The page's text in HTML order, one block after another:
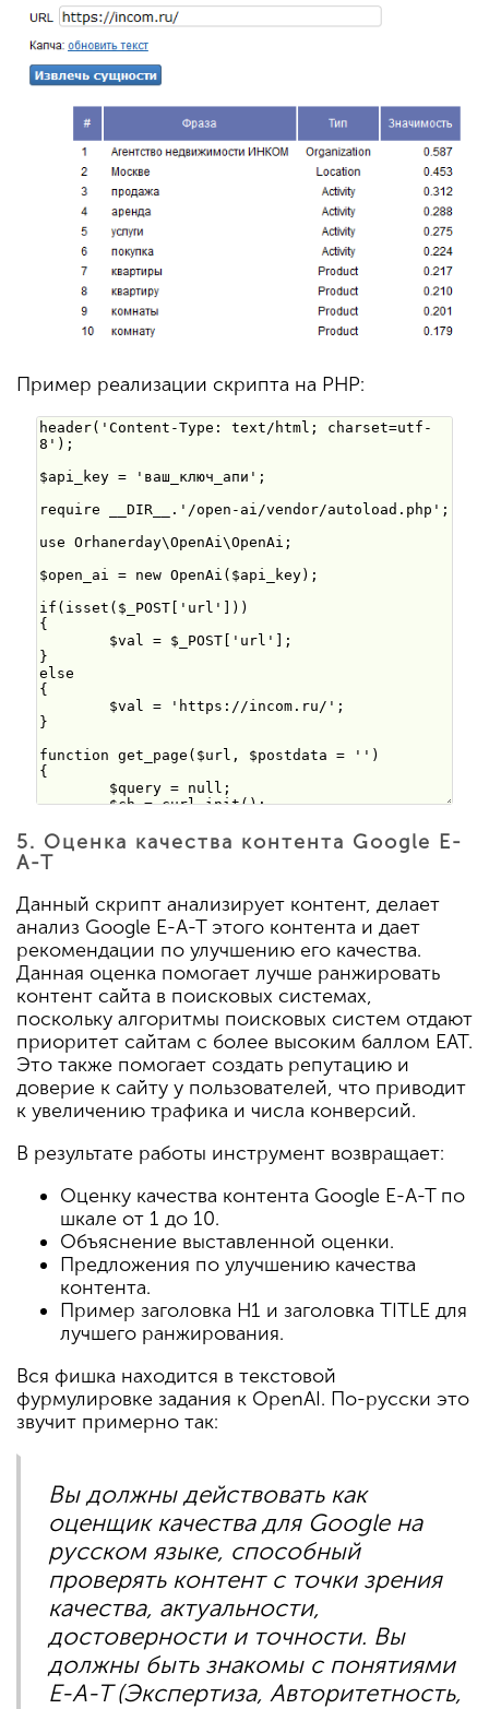
Пример реализации скрипта на PHP:
5. Оценка качества контента Google E-
A-T
Данный скрипт анализирует контент, делает
анализ Google E-A-T этого контента и дает
рекомендации по улучшению его качества.
Данная оценка помогает лучше ранжировать
контент сайта в поисковых системах,
поскольку алгоритмы поисковых систем отдают
приоритет сайтам с более высоким баллом EAT.
Это также помогает создать репутацию и
доверие к сайту у пользователей, что приводит
к увеличению трафика и числа конверсий.
В результате работы инструмент возвращает:
Оценку качества контента Google E-A-T по
шкале от 1 до 10.
Объяснение выставленной оценки.
Предложения по улучшению качества
контента.
Пример заголовка H1 и заголовка TITLE для
лучшего ранжирования.
Вся фишка находится в текстовой
фурмулировке задания к OpenAI. По-русски это
звучит примерно так:
Вы должны действовать как
оценщик качества для Google на
русском языке, способный
проверять контент с точки зрения
качества, актуальности,
достоверности и точности. Вы
должны быть знакомы с понятиями
E-A-T (Экспертиза, Авторитетность,